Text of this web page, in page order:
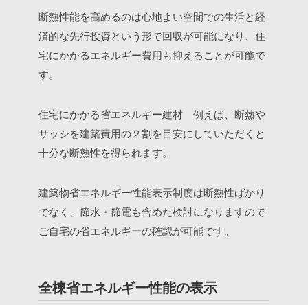
断熱性能を高めるのは心地よい空間での生活と経
済的な先行投資という形で回収が可能になり、住
宅にかかるエネルギー費用も抑えることが可能で
す。
住宅にかかる省エネルギー建材 例えば、断熱や
サッシを建築費用の２割を目安にしていただくと
十分な断熱性を得られます。
建築物省エネルギー性能表示制度は断熱性ばかり
でなく、節水・節電も含めた検討になりますので
ご自宅の省エネルギーの確認が可能です。
全棟省エネルギー性能の表示